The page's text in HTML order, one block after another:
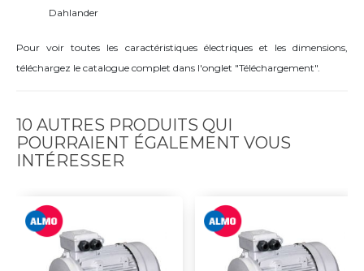
Dahlander
Pour voir toutes les caractéristiques électriques et les dimensions,
téléchargez le catalogue complet dans l'onglet "Téléchargement".
10 AUTRES PRODUITS QUI
POURRAIENT ÉGALEMENT VOUS
INTÉRESSER